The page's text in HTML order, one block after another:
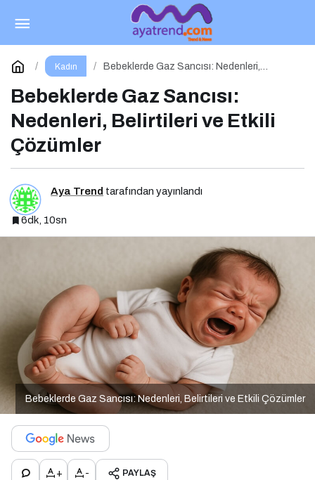
Kadın
Bebeklerde Gaz Sancısı: Nedenleri,
Bebeklerde Gaz Sancısı:
Nedenleri, Belirtileri ve Etkili
Çözümler
Aya Trend tarafından yayınlandı
6dk, 10sn
Bebeklerde Gaz Sancısı: Nedenleri, Belirtileri ve Etkili Çözümler
+ - PAYLAŞ
Yaz Mevsimine Sağlıklı ve Işıltılı Bir Ciltle
Merhaba Deyin
Yorum Yap